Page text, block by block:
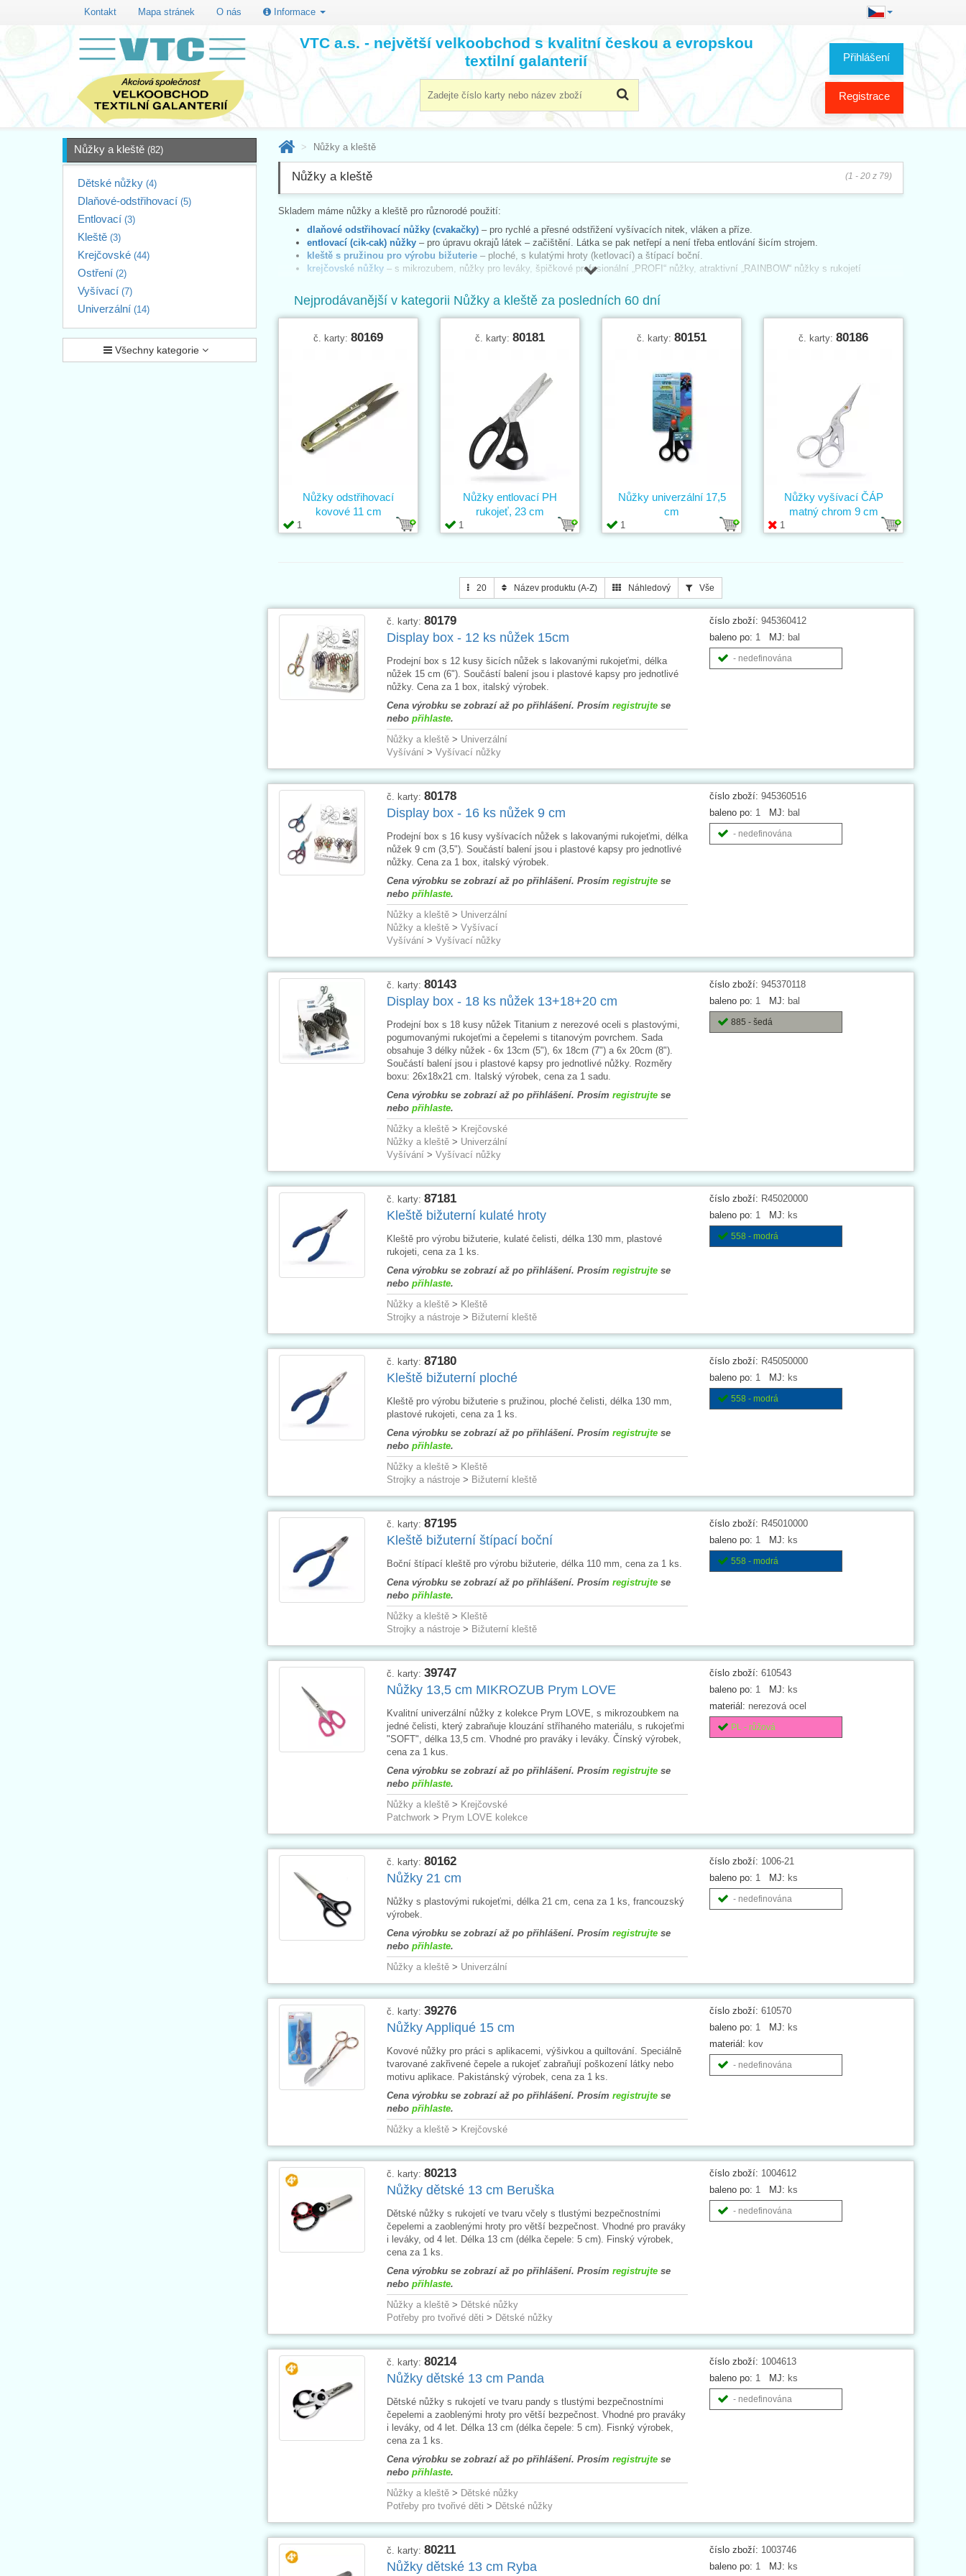
Kontakt Mapa stránek O nás Informace
Přihlášení
Registrace
VTC a.s. - největší velkoobchod s kvalitní českou a evropskou
textilní galanterií
Nůžky a kleště (82)
Dětské nůžky (4)
Dlaňové-odstřihovací (5)
Entlovací (3)
Kleště (3)
Krejčovské (44)
Ostření (2)
Vyšívací (7)
Univerzální (14)
Všechny kategorie
Nůžky a kleště
Nůžky a kleště (1 - 20 z 79)
Skladem máme nůžky a kleště pro různorodé použití:
dlaňové odstřihovací nůžky (cvakačky) – pro rychlé a přesné odstřižení vyšívacích nitek, vláken a příze.
entlovací (cik-cak) nůžky – pro úpravu okrajů látek – začištění. Látka se pak netřepí a není třeba entlování šicím strojem.
kleště s pružinou pro výrobu bižuterie – ploché, s kulatými hroty (ketlovací) a štípací boční.
krejčovské nůžky – s mikrozubem, nůžky pro leváky, špičkové profesionální „PROFI“ nůžky, atraktivní „RAINBOW“ nůžky s rukojetí
vyšívací nůžky– krátké nůžky s ostrými hroty převážně italské výroby, vhodné na Richelieu.
další jinam nezařazené– celokovové nůžky či kovové s plastovými rukojeťmi různých délek pro použití v domácnosti či do kanceláře
Nejprodávanější v kategorii Nůžky a kleště za posledních 60 dní
č. karty: 80169
1
Nůžky odstřihovací
kovové 11 cm
č. karty: 80181
1
Nůžky entlovací PH
rukojeť, 23 cm
č. karty: 80151
1
Nůžky univerzální 17,5
cm
č. karty: 80186
1
Nůžky vyšívací ČÁP
matný chrom 9 cm
20 Název produktu (A-Z) Náhledový Vše
číslo zboží: 945360412
baleno po: 1 MJ: bal
- nedefinována
č. karty: 80179
Display box - 12 ks nůžek 15cm
Prodejní box s 12 kusy šicích nůžek s lakovanými rukojeťmi, délka
nůžek 15 cm (6"). Součástí balení jsou i plastové kapsy pro jednotlivé
nůžky. Cena za 1 box, italský výrobek.
Cena výrobku se zobrazí až po přihlášení. Prosím registrujtese
nebo přihlaste.
Nůžky a kleště> Univerzální
Vyšívání> Vyšívací nůžky
číslo zboží: 945360516
baleno po: 1 MJ: bal
- nedefinována
č. karty: 80178
Display box - 16 ks nůžek 9 cm
Prodejní box s 16 kusy vyšívacích nůžek s lakovanými rukojeťmi, délka
nůžek 9 cm (3,5"). Součástí balení jsou i plastové kapsy pro jednotlivé
nůžky. Cena za 1 box, italský výrobek.
Cena výrobku se zobrazí až po přihlášení. Prosím registrujtese
nebo přihlaste.
Nůžky a kleště> Univerzální
Nůžky a kleště> Vyšívací
Vyšívání> Vyšívací nůžky
číslo zboží: 945370118
baleno po: 1 MJ: bal
885 - šedá
č. karty: 80143
Display box - 18 ks nůžek 13+18+20 cm
Prodejní box s 18 kusy nůžek Titanium z nerezové oceli s plastovými,
pogumovanými rukojeťmi a čepelemi s titanovým povrchem. Sada
obsahuje 3 délky nůžek - 6x 13cm (5"), 6x 18cm (7") a 6x 20cm (8").
Součástí balení jsou i plastové kapsy pro jednotlivé nůžky. Rozměry
boxu: 26x18x21 cm. Italský výrobek, cena za 1 sadu.
Cena výrobku se zobrazí až po přihlášení. Prosím registrujtese
nebo přihlaste.
Nůžky a kleště> Krejčovské
Nůžky a kleště> Univerzální
Vyšívání> Vyšívací nůžky
číslo zboží: R45020000
baleno po: 1 MJ: ks
558 - modrá
č. karty: 87181
Kleště bižuterní kulaté hroty
Kleště pro výrobu bižuterie, kulaté čelisti, délka 130 mm, plastové
rukojeti, cena za 1 ks.
Cena výrobku se zobrazí až po přihlášení. Prosím registrujtese
nebo přihlaste.
Nůžky a kleště> Kleště
Strojky a nástroje> Bižuterní kleště
číslo zboží: R45050000
baleno po: 1 MJ: ks
558 - modrá
č. karty: 87180
Kleště bižuterní ploché
Kleště pro výrobu bižuterie s pružinou, ploché čelisti, délka 130 mm,
plastové rukojeti, cena za 1 ks.
Cena výrobku se zobrazí až po přihlášení. Prosím registrujtese
nebo přihlaste.
Nůžky a kleště> Kleště
Strojky a nástroje> Bižuterní kleště
číslo zboží: R45010000
baleno po: 1 MJ: ks
558 - modrá
č. karty: 87195
Kleště bižuterní štípací boční
Boční štípací kleště pro výrobu bižuterie, délka 110 mm, cena za 1 ks.
Cena výrobku se zobrazí až po přihlášení. Prosím registrujtese
nebo přihlaste.
Nůžky a kleště> Kleště
Strojky a nástroje> Bižuterní kleště
číslo zboží: 610543
baleno po: 1 MJ: ks
materiál: nerezová ocel
PL - růžová
č. karty: 39747
Nůžky 13,5 cm MIKROZUB Prym LOVE
Kvalitní univerzální nůžky z kolekce Prym LOVE, s mikrozoubkem na
jedné čelisti, který zabraňuje klouzání stříhaného materiálu, s rukojeťmi
"SOFT", délka 13,5 cm. Vhodné pro praváky i leváky. Čínský výrobek,
cena za 1 kus.
Cena výrobku se zobrazí až po přihlášení. Prosím registrujtese
nebo přihlaste.
Nůžky a kleště> Krejčovské
Patchwork > Prym LOVE kolekce
číslo zboží: 1006-21
baleno po: 1 MJ: ks
- nedefinována
č. karty: 80162
Nůžky 21 cm
Nůžky s plastovými rukojeťmi, délka 21 cm, cena za 1 ks, francouzský
výrobek.
Cena výrobku se zobrazí až po přihlášení. Prosím registrujtese
nebo přihlaste.
Nůžky a kleště> Univerzální
číslo zboží: 610570
baleno po: 1 MJ: ks
materiál: kov
- nedefinována
č. karty: 39276
Nůžky Appliqué 15 cm
Kovové nůžky pro práci s aplikacemi, výšivkou a quiltování. Speciálně
tvarované zakřivené čepele a rukojeť zabraňují poškození látky nebo
motivu aplikace. Pakistánský výrobek, cena za 1 ks.
Cena výrobku se zobrazí až po přihlášení. Prosím registrujtese
nebo přihlaste.
Nůžky a kleště> Krejčovské
číslo zboží: 1004612
baleno po: 1 MJ: ks
- nedefinována
č. karty: 80213
Nůžky dětské 13 cm Beruška
Dětské nůžky s rukojetí ve tvaru včely s tlustými bezpečnostními
čepelemi a zaoblenými hroty pro větší bezpečnost. Vhodné pro praváky
i leváky, od 4 let. Délka 13 cm (délka čepele: 5 cm). Finský výrobek,
cena za 1 ks.
Cena výrobku se zobrazí až po přihlášení. Prosím registrujtese
nebo přihlaste.
Nůžky a kleště> Dětské nůžky
Potřeby pro tvořivé děti > Dětské nůžky
číslo zboží: 1004613
baleno po: 1 MJ: ks
- nedefinována
č. karty: 80214
Nůžky dětské 13 cm Panda
Dětské nůžky s rukojetí ve tvaru pandy s tlustými bezpečnostními
čepelemi a zaoblenými hroty pro větší bezpečnost. Vhodné pro praváky
i leváky, od 4 let. Délka 13 cm (délka čepele: 5 cm). Fisnký výrobek,
cena za 1 ks.
Cena výrobku se zobrazí až po přihlášení. Prosím registrujtese
nebo přihlaste.
Nůžky a kleště> Dětské nůžky
Potřeby pro tvořivé děti > Dětské nůžky
číslo zboží: 1003746
baleno po: 1 MJ: ks
č. karty: 80211
Nůžky dětské 13 cm Ryba